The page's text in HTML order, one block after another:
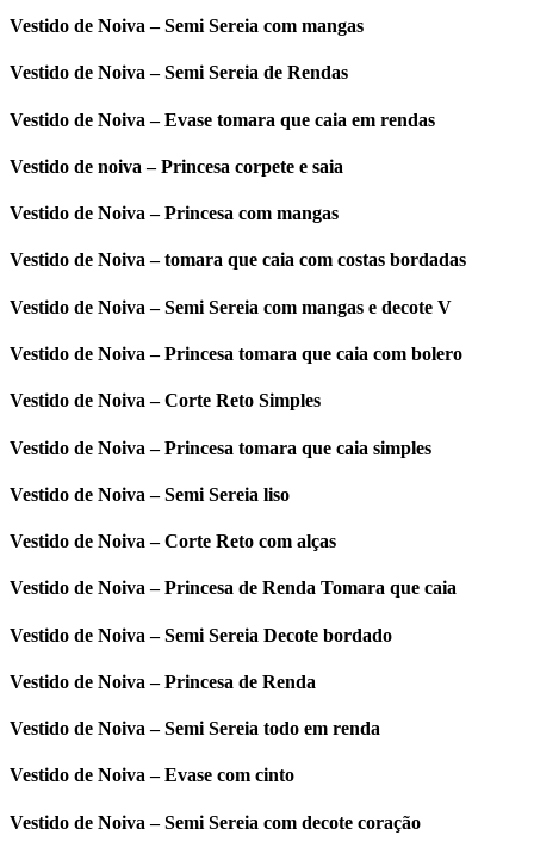
Vestido de Noiva – Semi Sereia com mangas
Vestido de Noiva – Semi Sereia de Rendas
Vestido de Noiva – Evase tomara que caia em rendas
Vestido de noiva – Princesa corpete e saia
Vestido de Noiva – Princesa com mangas
Vestido de Noiva – tomara que caia com costas bordadas
Vestido de Noiva – Semi Sereia com mangas e decote V
Vestido de Noiva – Princesa tomara que caia com bolero
Vestido de Noiva – Corte Reto Simples
Vestido de Noiva – Princesa tomara que caia simples
Vestido de Noiva – Semi Sereia liso
Vestido de Noiva – Corte Reto com alças
Vestido de Noiva – Princesa de Renda Tomara que caia
Vestido de Noiva – Semi Sereia Decote bordado
Vestido de Noiva – Princesa de Renda
Vestido de Noiva – Semi Sereia todo em renda
Vestido de Noiva – Evase com cinto
Vestido de Noiva – Semi Sereia com decote coração